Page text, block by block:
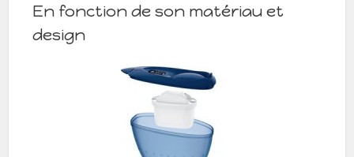
En fonction de son matériau et
design